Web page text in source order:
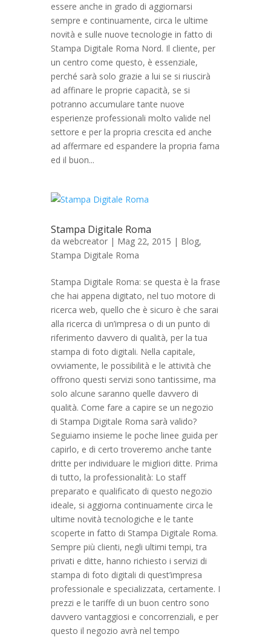
essere anche in grado di aggiornarsi
sempre e continuamente, circa le ultime
novità e sulle nuove tecnologie in fatto di
Stampa Digitale Roma Nord. Il cliente, per
un centro come questo, è essenziale,
perché sarà solo grazie a lui se si riuscirà
ad affinare le proprie capacità, se si
potranno accumulare tante nuove
esperienze professionali molto valide nel
settore e per la propria crescita ed anche
ad affermare ed espandere la propria fama
ed il buon...
Stampa Digitale Roma
da webcreator | Mag 22, 2015 | Blog,
Stampa Digitale Roma
Stampa Digitale Roma: se questa è la frase
che hai appena digitato, nel tuo motore di
ricerca web, quello che è sicuro è che sarai
alla ricerca di un’impresa o di un punto di
riferimento davvero di qualità, per la tua
stampa di foto digitali. Nella capitale,
ovviamente, le possibilità e le attività che
offrono questi servizi sono tantissime, ma
solo alcune saranno quelle davvero di
qualità. Come fare a capire se un negozio
di Stampa Digitale Roma sarà valido?
Seguiamo insieme le poche linee guida per
capirlo, e di certo troveremo anche tante
dritte per individuare le migliori ditte. Prima
di tutto, la professionalità: Lo staff
preparato e qualificato di questo negozio
ideale, si aggiorna continuamente circa le
ultime novità tecnologiche e le tante
scoperte in fatto di Stampa Digitale Roma.
Sempre più clienti, negli ultimi tempi, tra
privati e ditte, hanno richiesto i servizi di
stampa di foto digitali di quest’impresa
professionale e specializzata, certamente. I
prezzi e le tariffe di un buon centro sono
davvero vantaggiosi e concorrenziali, e per
questo il negozio avrà nel tempo